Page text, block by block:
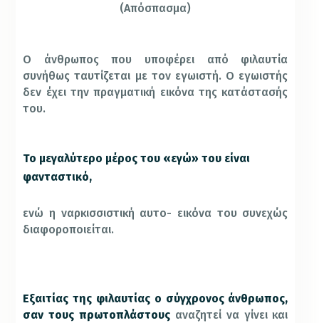
(Απόσπασμα)
Ο άνθρωπος που υποφέρει από φιλαυτία
συνήθως ταυτίζεται με τον εγωιστή. O εγωιστής
δεν έχει την πραγματική εικόνα της κατάστασής
του.
Το μεγαλύτερο μέρος του «εγώ» του είναι
φανταστικό,
ενώ η ναρκισσιστική αυτο- εικόνα του συνεχώς
διαφοροποιείται.
Εξαιτίας της φιλαυτίας ο σύγχρονος άνθρωπος,
σαν τους πρωτοπλάστους αναζητεί να γίνει και